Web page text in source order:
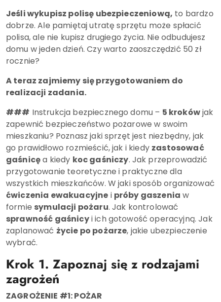
Jeśli wykupisz polisę ubezpieczeniową, to bardzo
dobrze. Ale pamiętaj utratę sprzętu może spłacić
polisa, ale nie kupisz drugiego życia. Nie odbudujesz
domu w jeden dzień. Czy warto zaoszczędzić 50 zł
rocznie?
A teraz zajmiemy się przygotowaniem do
realizacji zadania.
### Instrukcja bezpiecznego domu – 5 krokówjak
zapewnić bezpieczeństwo pożarowe w swoim
mieszkaniu? Poznasz jaki sprzęt jest niezbędny, jak
go prawidłowo rozmieścić, jak i kiedy zastosować
gaśnicęa kiedy koc gaśniczy. Jak przeprowadzić
przygotowanie teoretyczne i praktyczne dla
wszystkich mieszkańców. W jaki sposób organizować
ćwiczenia ewakuacyjne i próby gaszenia w
formie symulacji pożaru. Jak kontrolować
sprawność gaśnicyi ich gotowość operacyjną. Jak
zaplanować życie po pożarze, jakie ubezpieczenie
wybrać.
Krok 1. Zapoznaj się z rodzajami
zagrożeń
ZAGROŻENIE #1: POŻAR